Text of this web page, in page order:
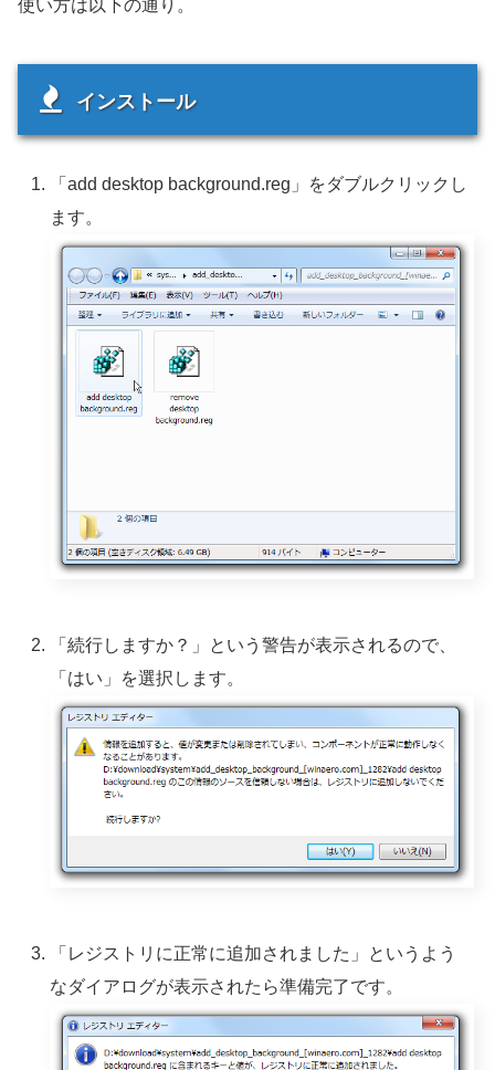
使い方は以下の通り。
インストール
「add desktop background.reg」をダブルクリックし
ます。
「続行しますか？」という警告が表示されるので、
「はい」を選択します。
「レジストリに正常に追加されました」というよう
なダイアログが表示されたら準備完了です。